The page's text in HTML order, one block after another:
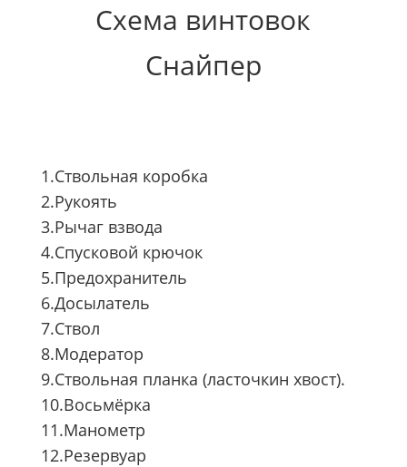
Схема винтовок
Снайпер
1.Ствольная коробка
2.Рукоять
3.Рычаг взвода
4.Спусковой крючок
5.Предохранитель
6.Досылатель
7.Ствол
8.Модератор
9.Ствольная планка (ласточкин хвост).
10.Восьмёрка
11.Манометр
12.Резервуар